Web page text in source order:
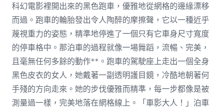
科幻電影裡開出來的黑色跑車，優雅地從網格的邊緣漂移
而過。跑車的輪胎發出令人陶醉的摩擦聲，它以一種近乎
蔑視重力的姿態，精準地停進了一個只有它車身尺寸寬度
的停車格中。那泊車的過程就像一場舞蹈，流暢、完美，
且毫無任何多餘的動作**。跑車的駕駛座上走出一個全身
黑色皮衣的女人，她戴著一副透明護目鏡，冷酷地朝著何
手殘的方向走來。她的步伐優雅而精準，每一步都像是被
測量過一樣，完美地落在網格線上。「車影大人！」泊車